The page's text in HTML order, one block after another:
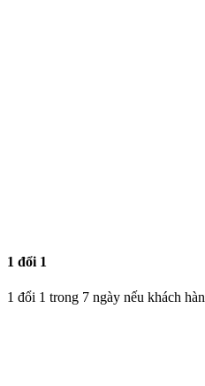
1 đổi 1
1 đổi 1 trong 7 ngày nếu khách